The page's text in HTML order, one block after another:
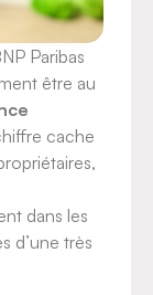
Paribas
être au
cache
dans les
d’une très